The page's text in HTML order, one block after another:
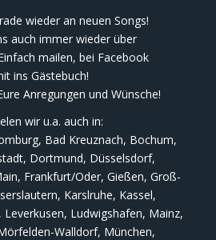
wieder an neuen Songs!
auch immer wieder über
mailen, bei Facebook
ins Gästebuch!
Anregungen und Wünsche!
wir u.a. auch in:
Bad Kreuznach, Bochum,
Dortmund, Düsselsdorf,
Frankfurt/Oder, Gießen, Groß-
Karslruhe, Kassel,
Leverkusen, Ludwigshafen, Mainz,
Walldorf, München,